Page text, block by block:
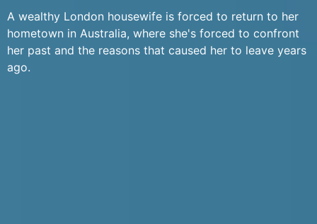
A wealthy London housewife is forced to return to her
hometown in Australia, where she's forced to confront
her past and the reasons that caused her to leave years
ago.